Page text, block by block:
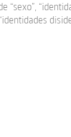
“sexo”,